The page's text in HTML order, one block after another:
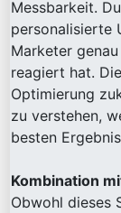
Messbarkeit.
personalisierte
Marketer
reagiert hat.
Optimierung
zu verstehen,
besten
Kombination
Obwohl dieses